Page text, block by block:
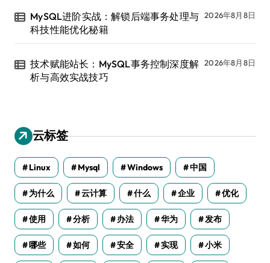
MySQL进阶实战：解锁后端事务处理与
科技性能优化秘籍
2026年8月8日
技术赋能站长：MySQL事务控制深度解
析与高效实战技巧
2026年8月8日
云标签
Linux Mysql Windows 中国
为什么 云计算 什么 企业 优化
使用 分析 办法 华为 发布
哪些 如何 安全 实现 小米